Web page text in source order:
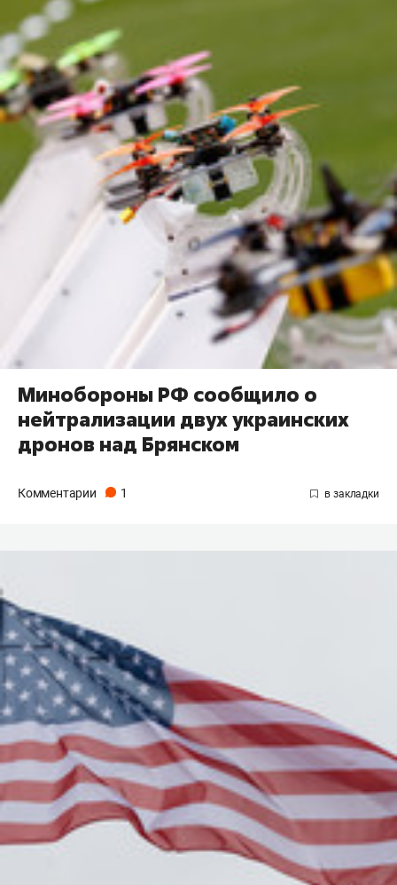
Минобороны РФ сообщило о
нейтрализации двух украинских
дронов над Брянском
Комментарии 1